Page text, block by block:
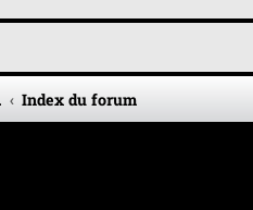
Index du forum